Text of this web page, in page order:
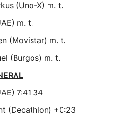
(Uno-X) m. t.
m. t.
(Movistar) m. t.
(Burgos) m. t.
7:41:34
(Decathlon) +0:23